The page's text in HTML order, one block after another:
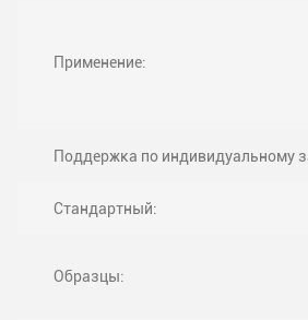
Применение:
Поддержка по индивидуальному
Стандартный:
Образцы: